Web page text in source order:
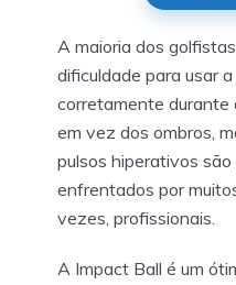
A maioria dos
dificuldade para usar
corretamente durante
em vez dos ombros,
pulsos hiperativos
enfrentados por
vezes, profissionais.
A Impact Ball é um